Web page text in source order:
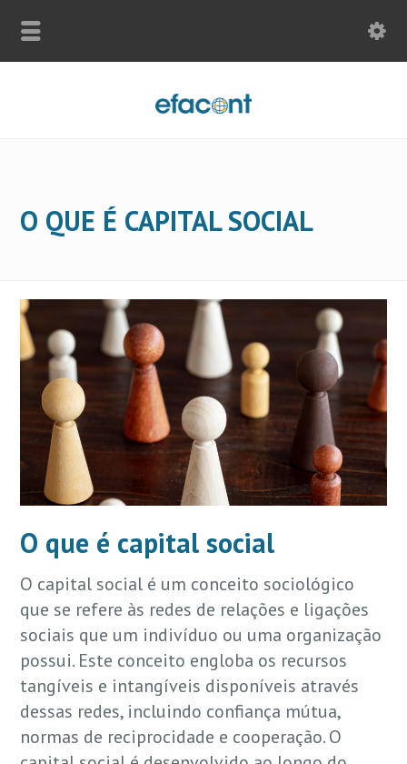
O QUE É CAPITAL SOCIAL
O que é capital social
O capital social é um conceito sociológico
que se refere às redes de relações e ligações
sociais que um indivíduo ou uma organização
possui. Este conceito engloba os recursos
tangíveis e intangíveis disponíveis através
dessas redes, incluindo confiança mútua,
normas de reciprocidade e cooperação. O